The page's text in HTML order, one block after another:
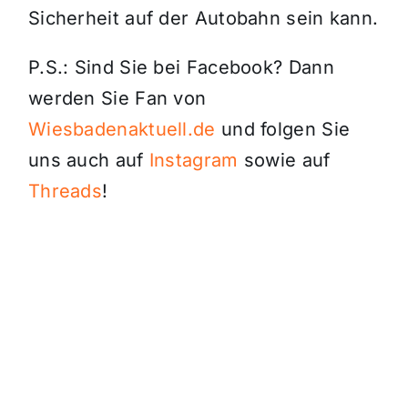
Sicherheit auf der Autobahn sein kann.
P.S.: Sind Sie bei Facebook? Dann
werden Sie Fan von
Wiesbadenaktuell.de und folgen Sie
uns auch auf Instagram sowie auf
Threads!